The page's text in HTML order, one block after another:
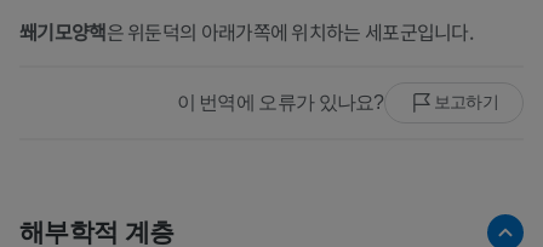
쐐기모양핵은 위둔덕의 아래가쪽에 위치하는 세포군입니다.
이 번역에 오류가 있나요? 보고하기
해부학적 계층